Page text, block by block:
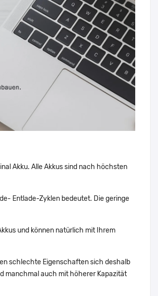
Akku. Alle Akkus sind nach höchsten
Entlade-Zyklen bedeutet. Die geringe
und können natürlich mit Ihrem
schlechte Eigenschaften sich deshalb
manchmal auch mit höherer Kapazität